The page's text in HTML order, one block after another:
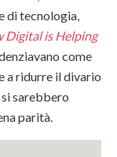
di tecnologia,
Digital is Helping
come
a ridurre il divario
sarebbero
parità.